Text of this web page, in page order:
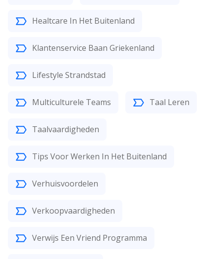
Healtcare In Het Buitenland
Klantenservice Baan Griekenland
Lifestyle Strandstad
Multiculturele Teams Taal Leren
Taalvaardigheden
Tips Voor Werken In Het Buitenland
Verhuisvoordelen
Verkoopvaardigheden
Verwijs Een Vriend Programma